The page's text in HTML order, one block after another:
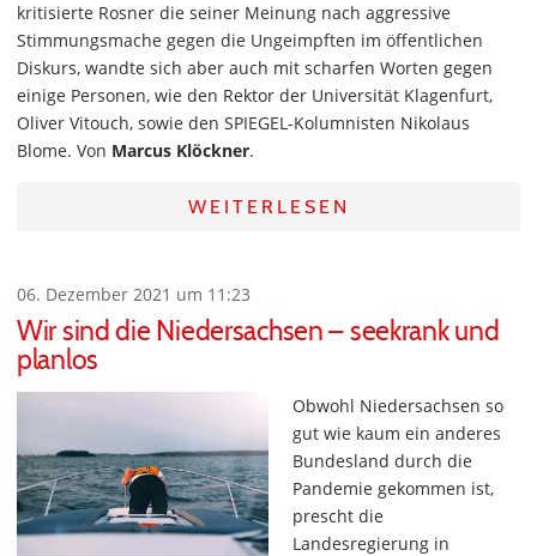
kritisierte Rosner die seiner Meinung nach aggressive
Stimmungsmache gegen die Ungeimpften im öffentlichen
Diskurs, wandte sich aber auch mit scharfen Worten gegen
einige Personen, wie den Rektor der Universität Klagenfurt,
Oliver Vitouch, sowie den SPIEGEL-Kolumnisten Nikolaus
Blome. Von Marcus Klöckner.
WEITERLESEN
06. Dezember 2021 um 11:23
Wir sind die Niedersachsen – seekrank und
planlos
Obwohl Niedersachsen so
gut wie kaum ein anderes
Bundesland durch die
Pandemie gekommen ist,
prescht die
Landesregierung in